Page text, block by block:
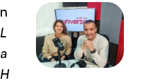
n
L
a
H